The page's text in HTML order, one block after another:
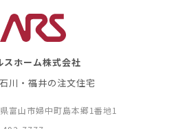
スホーム株式会社
川・福井の注文住宅
富山市婦中町島本郷1番地1